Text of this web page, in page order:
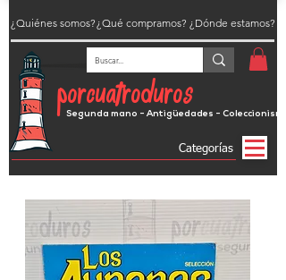
porcuatroduros
Segunda mano - Antigüedades - Coleccionismo
¿Dónde estamos?
¿Quiénes somos?
Categorías
¿Qué compramos?